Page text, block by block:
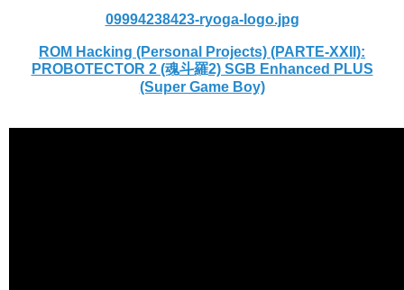
09994238423-ryoga-logo.jpg
ROM Hacking (Personal Projects) (PARTE-XXII):
PROBOTECTOR 2 (魂斗羅2) SGB Enhanced PLUS
(Super Game Boy)